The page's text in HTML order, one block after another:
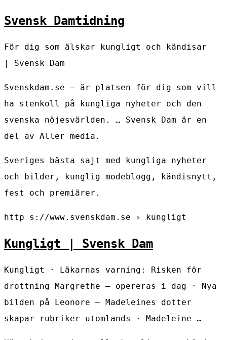
Svensk Damtidning
För dig som älskar kungligt och kändisar
| Svensk Dam
Svenskdam.se – är platsen för dig som vill
ha stenkoll på kungliga nyheter och den
svenska nöjesvärlden. … Svensk Dam är en
del av Aller media.
Sveriges bästa sajt med kungliga nyheter
och bilder, kunglig modeblogg, kändisnytt,
fest och premiärer.
http s://www.svenskdam.se › kungligt
Kungligt | Svensk Dam
Kungligt · Läkarnas varning: Risken för
drottning Margrethe – opereras i dag · Nya
bilden på Leonore – Madeleines dotter
skapar rubriker utomlands · Madeleine …